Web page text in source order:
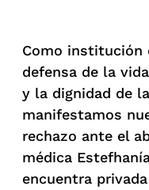
Como institución
defensa de la
y la dignidad de
manifestamos
rechazo ante el
médica
encuentra